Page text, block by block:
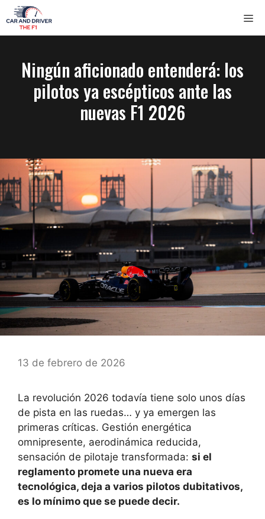
Saltar
al
contenido
Ningún aficionado entenderá: los
pilotos ya escépticos ante las
nuevas F1 2026
13 de febrero de 2026
La revolución 2026 todavía tiene solo unos días
de pista en las ruedas… y ya emergen las
primeras críticas. Gestión energética
omnipresente, aerodinámica reducida,
sensación de pilotaje transformada: si el
reglamento promete una nueva era
tecnológica, deja a varios pilotos dubitativos,
es lo mínimo que se puede decir.